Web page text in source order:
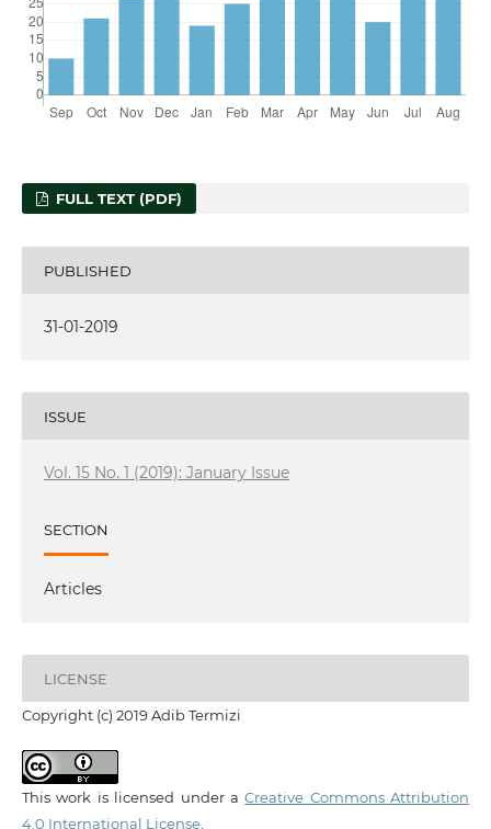
FULL TEXT (PDF)
PUBLISHED
31-01-2019
ISSUE
Vol. 15 No. 1 (2019): January Issue
SECTION
Articles
LICENSE
Copyright (c) 2019 Adib Termizi
This work is licensed under aCreative Commons Attribution
4.0 International License.